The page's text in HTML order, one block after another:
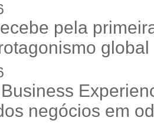
pela
negócios em